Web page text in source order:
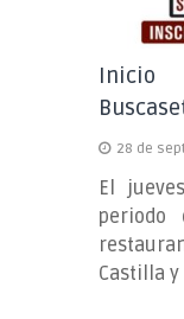
Inicio
28 de
El
periodo
Castilla y